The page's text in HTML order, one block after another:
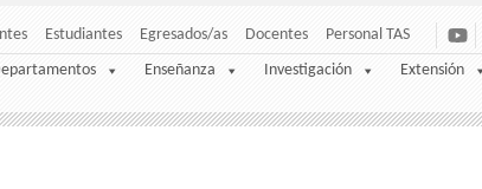
Estudiantes Egresados/as Docentes Personal TAS
Enseñanza Investigación Extensión